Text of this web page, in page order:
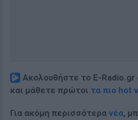
Ακολουθήστε το E-Radio.gr
και μάθετε πρώτοι τα πιο hot
Για ακόμη περισσότερα νέα,